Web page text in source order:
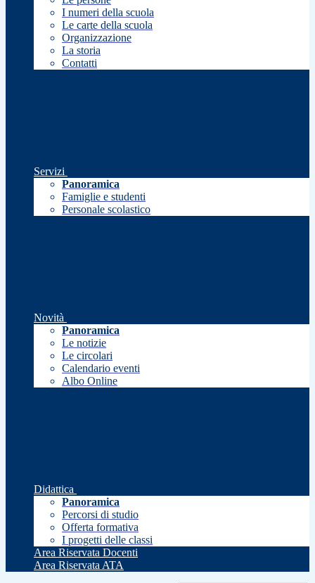
I numeri della scuola
Le carte della scuola
Organizzazione
La storia
Contatti
Servizi
Panoramica
Famiglie e studenti
Personale scolastico
Novità
Panoramica
Le notizie
Le circolari
Calendario eventi
Albo Online
Didattica
Panoramica
Percorsi di studio
Offerta formativa
I progetti delle classi
Area Riservata Docenti
Area Riservata ATA